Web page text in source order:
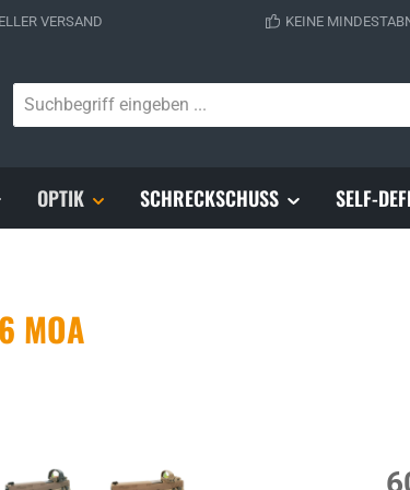
VERSAND KEINE
OPTIK SCHRECKSCHUSS SELF-
MOA